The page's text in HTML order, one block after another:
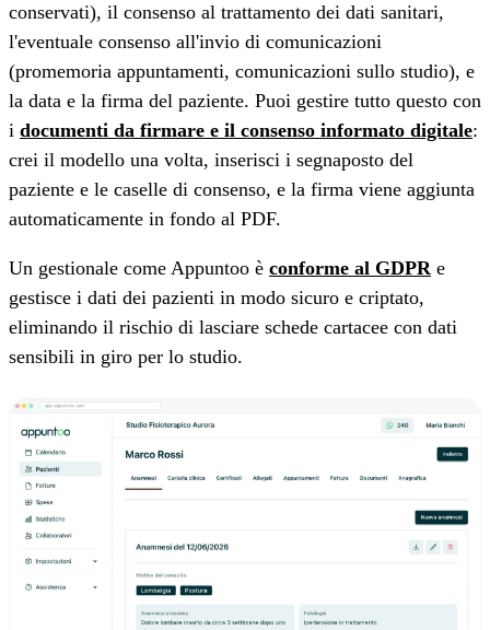
conservati), il consenso al trattamento dei dati sanitari,
l'eventuale consenso all'invio di comunicazioni
(promemoria appuntamenti, comunicazioni sullo studio), e
la data e la firma del paziente. Puoi gestire tutto questo con
i documenti da firmare e il consenso informato digitale:
crei il modello una volta, inserisci i segnaposto del
paziente e le caselle di consenso, e la firma viene aggiunta
automaticamente in fondo al PDF.
Un gestionale come Appuntoo è conforme al GDPRe
gestisce i dati dei pazienti in modo sicuro e criptato,
eliminando il rischio di lasciare schede cartacee con dati
sensibili in giro per lo studio.